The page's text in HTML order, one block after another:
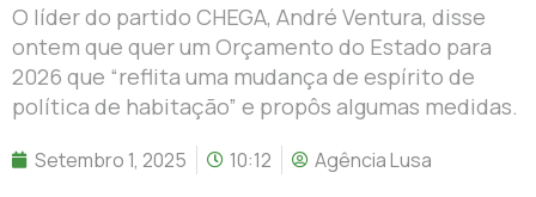
O líder do partido CHEGA, André Ventura, disse
ontem que quer um Orçamento do Estado para
2026 que “reflita uma mudança de espírito de
política de habitação” e propôs algumas medidas.
Setembro 1, 2025 10:12 Agência Lusa